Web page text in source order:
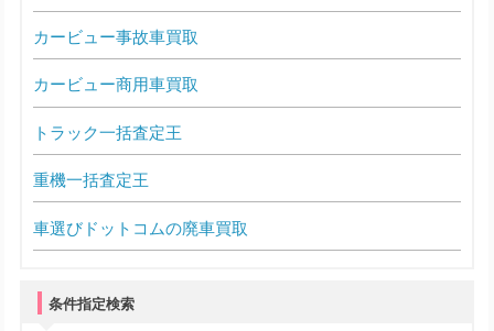
カービュー事故車買取
カービュー商用車買取
トラック一括査定王
重機一括査定王
車選びドットコムの廃車買取
条件指定検索